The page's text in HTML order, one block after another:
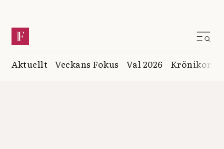
Aktuellt Veckans Fokus Val 2026 Krönikor